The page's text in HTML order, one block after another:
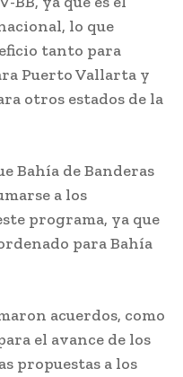
lo que
tanto para
Puerto Vallarta y
otros estados de la
Bahía de Banderas
a los
programa, ya que
para Bahía
acuerdos, como
el avance de los
propuestas a los